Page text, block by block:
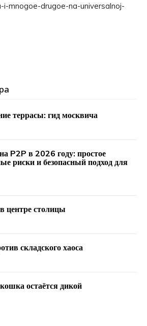
i-mnogoe-drugoe-na-universalnoj-
террасы: гид москвича
P2P в 2026 году: простое
риски и безопасный подход для
центре столицы
складского хаоса
остаётся дикой